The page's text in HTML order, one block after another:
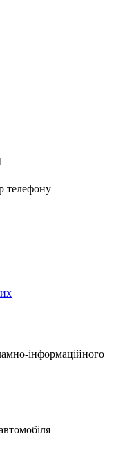
телефону
інформаційного